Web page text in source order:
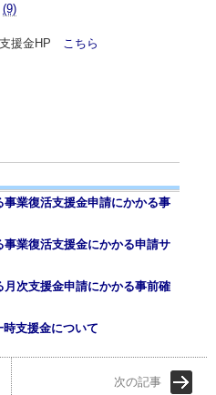
(9)
援金HP こちら
事業復活支援金申請にかかる事
事業復活支援金にかかる申請サ
月次支援金申請にかかる事前確
時支援金について
次の記事